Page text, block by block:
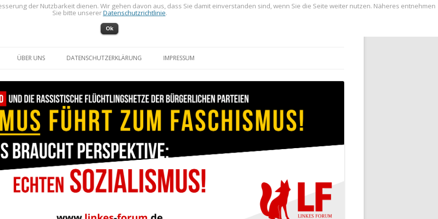
ÜBER UNS DATENSCHUTZERKLÄRUNG IMPRESSUM
der Nutzbarkeit dienen. Wir gehen davon aus, dass Sie damit einverstanden sind, wenn Sie die Seite weiter nutzen. Näheres entnehmen
Sie bitte unsererDatenschutzrichtlinie.
Ok